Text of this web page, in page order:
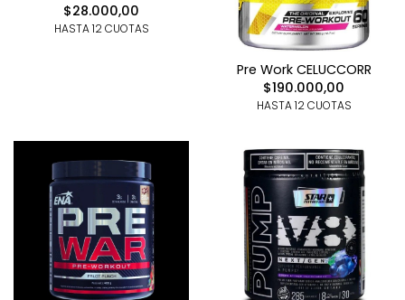
$28.000,00
HASTA 12 CUOTAS
Pre Work CELUCCORR
$190.000,00
HASTA 12 CUOTAS